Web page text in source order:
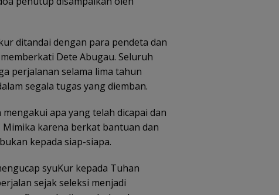
ditandai dengan para pendeta dan
Dete Abugau. Seluruh
perjalanan selama lima tahun
segala tugas yang diemban.
apa yang telah dicapai dan
karena berkat bantuan dan
kepada siap-siapa.
syuKur kepada Tuhan
sejak seleksi menjadi